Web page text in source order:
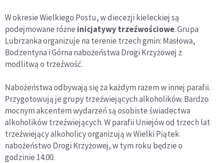
W okresie Wielkiego Postu, w diecezji kieleckiej są
podejmowane różne inicjatywy trzeźwościowe. Grupa
Lubrzanka organizuje na terenie trzech gmin: Masłowa,
Bodzentyna i Górna nabożeństwa Drogi Krzyżowej z
modlitwą o trzeźwość.
Nabożeństwa odbywają się za każdym razem w innej parafii.
Przygotowują je grupy trzeźwiejących alkoholików. Bardzo
mocnym akcentem wydarzeń są osobiste świadectwa
alkoholików trzeźwiejących. W parafii Uniejów od trzech lat
trzeźwiejący alkoholicy organizują w Wielki Piątek
nabożeństwo Drogi Krzyżowej, w tym roku będzie o
godzinie 14.00.